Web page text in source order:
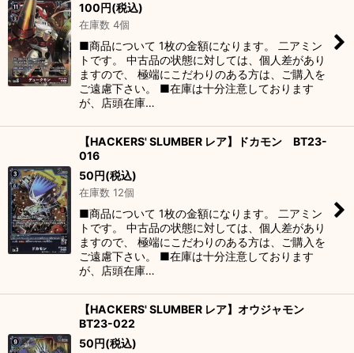
100円(税込)
在庫数 4個
■商品について 1枚の金額になります。 二アミン
トです。 中古品の状態に対しては、個人差があり
ますので、 極端にこだわりのある方は、ご購入を
ご遠慮下さい。 ■在庫は十分注意しております
が、店頭在庫…
【HACKERS' SLUMBER レア】ドカモン BT23-
016
50円(税込)
在庫数 12個
■商品について 1枚の金額になります。 二アミン
トです。 中古品の状態に対しては、個人差があり
ますので、 極端にこだわりのある方は、ご購入を
ご遠慮下さい。 ■在庫は十分注意しております
が、店頭在庫…
【HACKERS' SLUMBER レア】オウジャモン
BT23-022
50円(税込)